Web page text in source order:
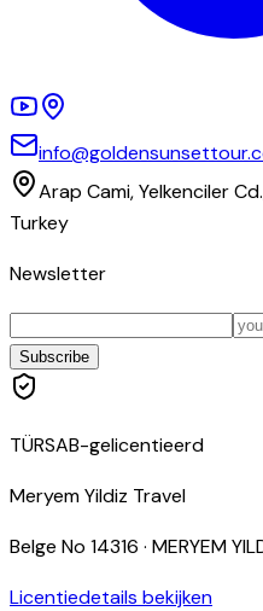
Arap Cami, Yelkenciler
Turkey
Newsletter
Subscribe
TÜRSAB-gelicentieerd
Meryem Yildiz Travel
Belge No 14316 · MERYEM
Licentiedetails bekijken